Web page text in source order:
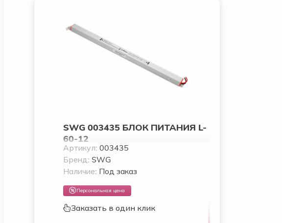
SWG 003435 БЛОК ПИТАНИЯ L-
60-12
Артикул: 003435
Бренд: SWG
Наличие: Под заказ
Персональная цена
Заказать в один клик